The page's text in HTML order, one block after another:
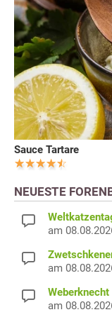
Sauce Tartare
NEUESTE
am
am
am